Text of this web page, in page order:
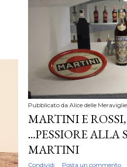
Pubblicato da Alice delle Meraviglie
MARTINI E
...PESSIORE ALLA
MARTINI
Condividi Posta un commento